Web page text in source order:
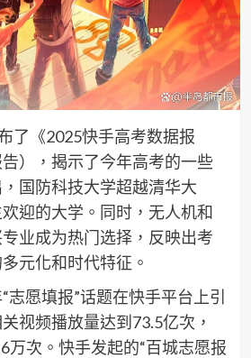
了《2025快手高考数据报
），揭示了今年高考的一些
国防科技大学超越清华大
迎的大学。同时，无人机和
业成为热门选择，反映出考
元化和时代特征。
志愿填报”话题在快手平台上引
视频播放量达到73.5亿次，
万次。快手发起的“百城志愿报